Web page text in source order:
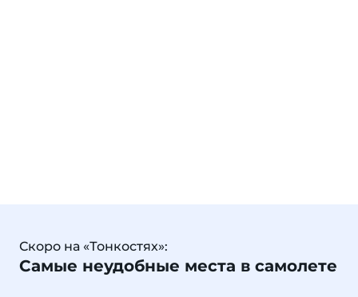
Скоро на «Тонкостях»:
Самые неудобные места в самолете